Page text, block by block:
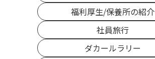
福利厚生/保養所の紹介
社員旅行
ダカールラリー